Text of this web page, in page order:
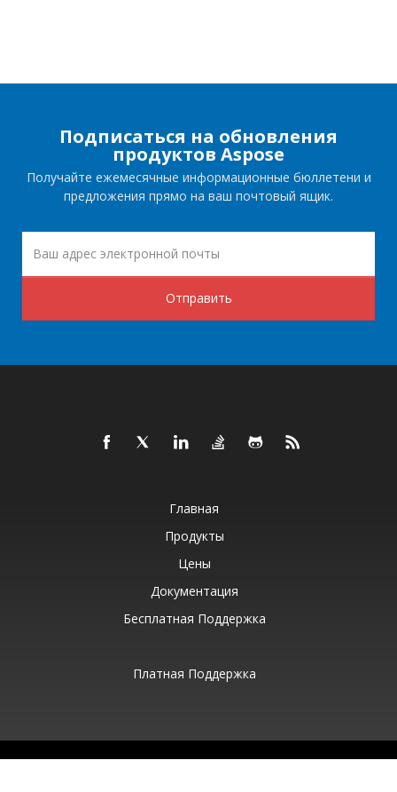
Подписаться на обновления
продуктов Aspose
Получайте ежемесячные информационные бюллетени и
предложения прямо на ваш почтовый ящик.
Отправить
Главная
Продукты
Цены
Документация
Бесплатная Поддержка
Платная Поддержка